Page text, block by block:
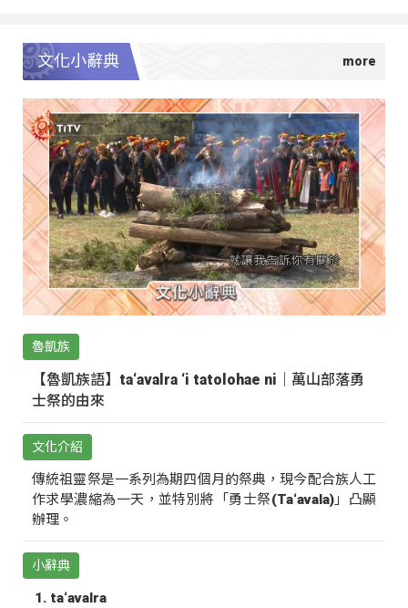
文化小辭典
魯凱族
【魯凱族語】ta‘avalra ‘i tatolohae ni｜萬山部落勇
士祭的由來
文化介紹
傳統祖靈祭是一系列為期四個月的祭典，現今配合族人工
作求學濃縮為一天，並特別將「勇士祭(Ta‘avala)」凸顯
辦理。
小辭典
ta‘avalra